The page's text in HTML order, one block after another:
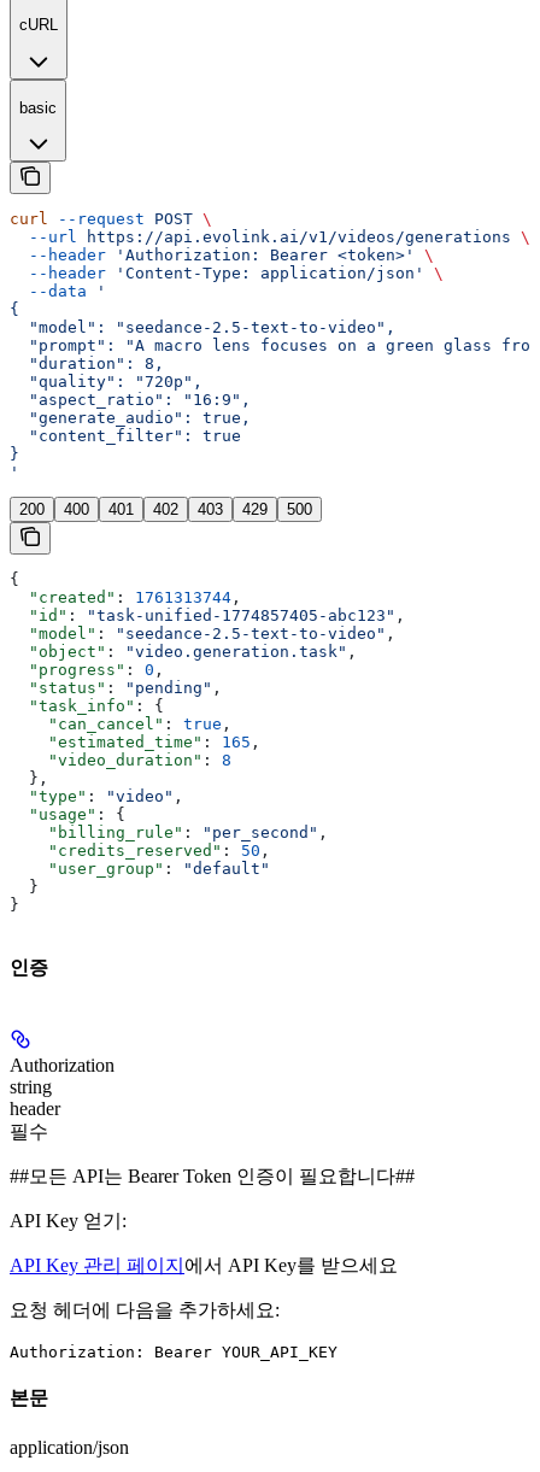
cURL
basic
curl --request POST \
  --url
https://api.evolink.ai/v1/videos/generations \
  --header
'Authorization: Bearer <token>'
\
  --header
'Content-Type: application/json'
\
  --data
'
{
  "model": "seedance-2.5-text-to-video",
"prompt": "A macro lens focuses on a green glass
  "duration": 8,
  "quality": "720p",
  "aspect_ratio": "16:9",
  "generate_audio": true,
  "content_filter": true
}
'
200 400 401 402 403 429 500
{
  "created"
: 1761313744 ,
  "id"
: "task-unified-1774857405-abc123" ,
  "model"
: "seedance-2.5-text-to-video" ,
  "object"
: "video.generation.task" ,
  "progress"
: 0 ,
  "status"
: "pending" ,
  "task_info"
: {
    "can_cancel"
: true ,
    "estimated_time"
: 165 ,
    "video_duration"
: 8
  },
  "type"
: "video" ,
  "usage"
: {
    "billing_rule"
: "per_second" ,
    "credits_reserved"
: 50 ,
    "user_group"
:
"default"
  }
}
인증
Authorization
string
header
필수
##모든 API는 Bearer Token 인증이 필요합니다##
API Key 얻기:
API Key 관리 페이지 에서 API Key를 받으세요
요청 헤더에 다음을 추가하세요:
Authorization: Bearer YOUR_API_KEY
본문
application/json